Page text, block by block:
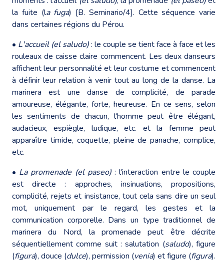
la fuite (la fuga) [B. Seminario/4]. Cette séquence varie
dans certaines régions du Pérou.
• L'accueil (el saludo): le couple se tient face à face et les
rouleaux de caisse claire commencent. Les deux danseurs
affichent leur personnalité et leur costume et commencent
à définir leur relation à venir tout au long de la danse. La
marinera est une danse de complicité, de parade
amoureuse, élégante, forte, heureuse. En ce sens, selon
les sentiments de chacun, l'homme peut être élégant,
audacieux, espiègle, ludique, etc. et la femme peut
apparaître timide, coquette, pleine de panache, complice,
etc.
• La promenade (el paseo): l'interaction entre le couple
est directe : approches, insinuations, propositions,
complicité, rejets et insistance, tout cela sans dire un seul
mot, uniquement par le regard, les gestes et la
communication corporelle. Dans un type traditionnel de
marinera du Nord, la promenade peut être décrite
séquentiellement comme suit : salutation (saludo), figure
(figura), douce (dulce), permission (venia) et figure (figura).